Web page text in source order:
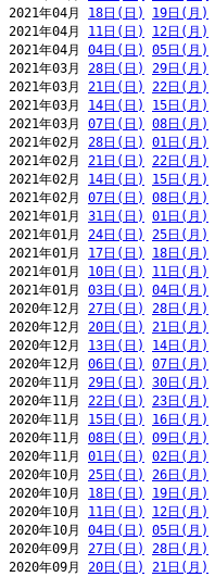
2021年04月 18日(日) 19日(月)
2021年04月 11日(日) 12日(月)
2021年04月 04日(日) 05日(月)
2021年03月 28日(日) 29日(月)
2021年03月 21日(日) 22日(月)
2021年03月 14日(日) 15日(月)
2021年03月 07日(日) 08日(月)
2021年02月 28日(日) 01日(月)
2021年02月 21日(日) 22日(月)
2021年02月 14日(日) 15日(月)
2021年02月 07日(日) 08日(月)
2021年01月 31日(日) 01日(月)
2021年01月 24日(日) 25日(月)
2021年01月 17日(日) 18日(月)
2021年01月 10日(日) 11日(月)
2021年01月 03日(日) 04日(月)
2020年12月 27日(日) 28日(月)
2020年12月 20日(日) 21日(月)
2020年12月 13日(日) 14日(月)
2020年12月 06日(日) 07日(月)
2020年11月 29日(日) 30日(月)
2020年11月 22日(日) 23日(月)
2020年11月 15日(日) 16日(月)
2020年11月 08日(日) 09日(月)
2020年11月 01日(日) 02日(月)
2020年10月 25日(日) 26日(月)
2020年10月 18日(日) 19日(月)
2020年10月 11日(日) 12日(月)
2020年10月 04日(日) 05日(月)
2020年09月 27日(日) 28日(月)
2020年09月 20日(日) 21日(月)